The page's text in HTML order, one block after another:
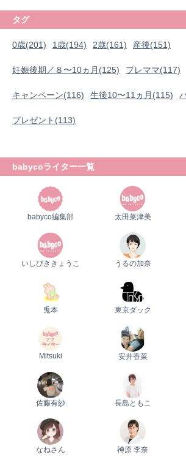
タグ
0歳(201) 1歳(194) 2歳(161) 産後(151)
妊娠後期／８〜10ヵ月(125) プレママ(117)
キャンペーン(116) 生後10〜11ヵ月(115)
プレゼント(113)
babycoライター一覧
babyco編集部 太田菜津美
いしびききょうこ うるの加奈
兎本 東京ダック
Mitsuki 安井香菜
佐藤有紗 長島ともこ
なねさん 神原 李奈
産後
妊娠後期／
プレママ
プレゼント